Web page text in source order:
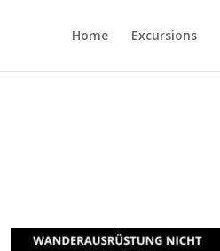
Home Excursions